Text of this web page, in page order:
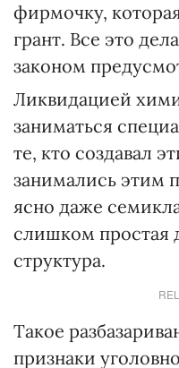
фирмочку,
грант. Все это
законом
Ликвидацией
заниматься
те, кто создавал
занимались этим
ясно даже
слишком простая
структура.
Такое
признаки